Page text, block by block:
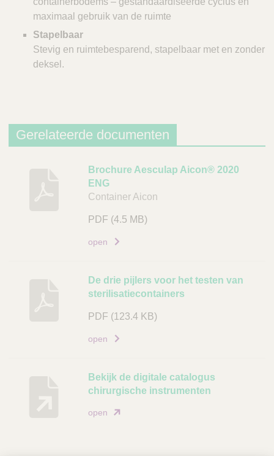
maximaal gebruik van de ruimte
Stapelbaar
Stevig en ruimtebesparend, stapelbaar met en zonder
deksel.
Gerelateerde documenten
B
e
s
c
r
n
m
Brochure Aesculap Aicon® 2020
ENG
Container Aicon
PDF (4.5 MB)
open
De drie pijlers voor het testen van
sterilisatiecontainers
PDF (123.4 KB)
open
Bekijk de digitale catalogus
chirurgische instrumenten
open